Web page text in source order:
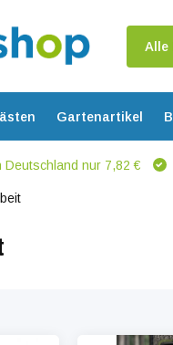
Alle
Gartenartikel
nur 7,82 €